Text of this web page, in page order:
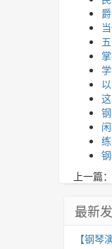
上一篇
最新
【钢